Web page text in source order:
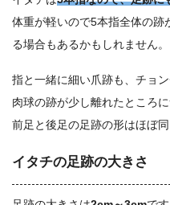
体重が軽いので5本指全体の跡
る場合もあるかもしれません。
指と一緒に細い爪跡も、チョ
肉球の跡が少し離れたところに
前足と後足の足跡の形はほぼ同
イタチの足跡の大きさ